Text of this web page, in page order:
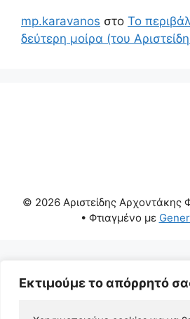
Εκτιμούμε το απόρρητό
mp.karavanos στο Το
δεύτερη μοίρα (του
© 2026 Αριστείδης Αρχοντάκης
• Φτιαγμένο με